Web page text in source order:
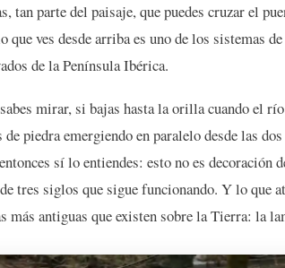
tan parte del paisaje, que puedes cruzar el
que ves desde arriba es uno de los sistemas
de la Península Ibérica.
mirar, si bajas hasta la orilla cuando el
de piedra emergiendo en paralelo desde las
sí lo entiendes: esto no es decoración
tres siglos que sigue funcionando. Y lo que
más antiguas que existen sobre la Tierra: la